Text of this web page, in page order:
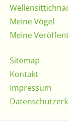
Meine Vögel
Meine
Sitemap
Kontakt
Impressum